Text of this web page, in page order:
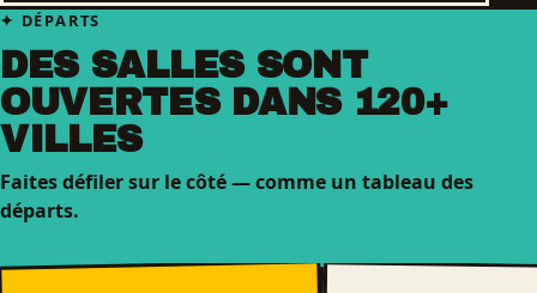
DÉPARTS
DES SALLES SONT
OUVERTES DANS 120+
VILLES
Faites défiler sur le côté — comme un tableau des
départs.